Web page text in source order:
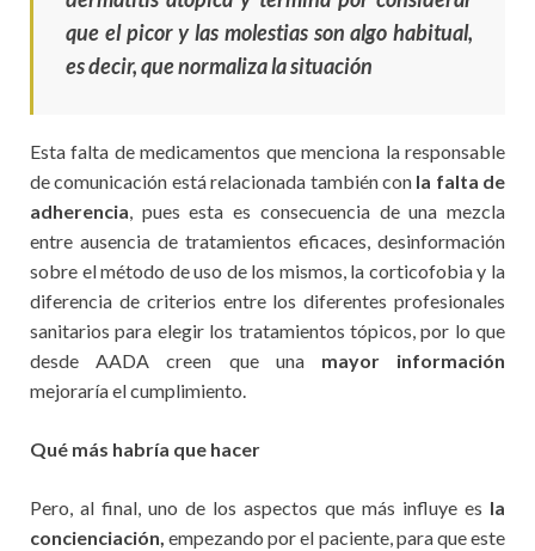
que el picor y las molestias son algo habitual,
es decir, que normaliza la situación
Esta falta de medicamentos que menciona la responsable
de comunicación está relacionada también con la falta de
adherencia , pues esta es consecuencia de una mezcla
entre ausencia de tratamientos eficaces, desinformación
sobre el método de uso de los mismos, la corticofobia y la
diferencia de criterios entre los diferentes profesionales
sanitarios para elegir los tratamientos tópicos, por lo que
desde AADA creen que una mayor información
mejoraría el cumplimiento.
Qué más habría que hacer
Pero, al final, uno de los aspectos que más influye es la
concienciación,empezando por el paciente, para que este